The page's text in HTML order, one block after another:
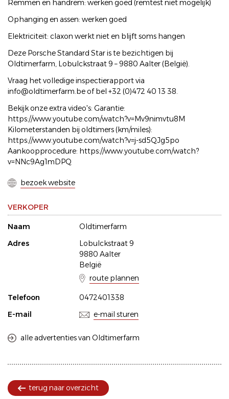
Remmen en handrem: werken goed (remtest niet mogelijk)
Ophanging en assen: werken goed
Elektriciteit: claxon werkt niet en blijft soms hangen
Deze Porsche Standard Star is te bezichtigen bij
Oldtimerfarm, Lobulckstraat 9 – 9880 Aalter (België).
Vraag het volledige inspectierapport via
info@oldtimerfarm.be of bel +32 (0)472 40 13 38.
Bekijk onze extra video's: Garantie:
https://www.youtube.com/watch?v=Mv9nimvtu8M
Kilometerstanden bij oldtimers (km/miles):
https://www.youtube.com/watch?v=j-sd5QJg5po
Aankoopprocedure: https://www.youtube.com/watch?
v=NNc9Ag1mDPQ
bezoek website
VERKOPER
Naam
Oldtimerfarm
Adres
Lobulckstraat 9
9880 Aalter
België
route plannen
Telefoon
0472401338
E-mail
e-mail sturen
alle advertenties van Oldtimerfarm
terug naar overzicht